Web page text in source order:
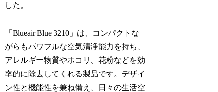
した。
「Blueair Blue 3210」は、コンパクトな
がらもパワフルな空気清浄能力を持ち、
アレルギー物質やホコリ、花粉などを効
率的に除去してくれる製品です。デザイ
ン性と機能性を兼ね備え、日々の生活空